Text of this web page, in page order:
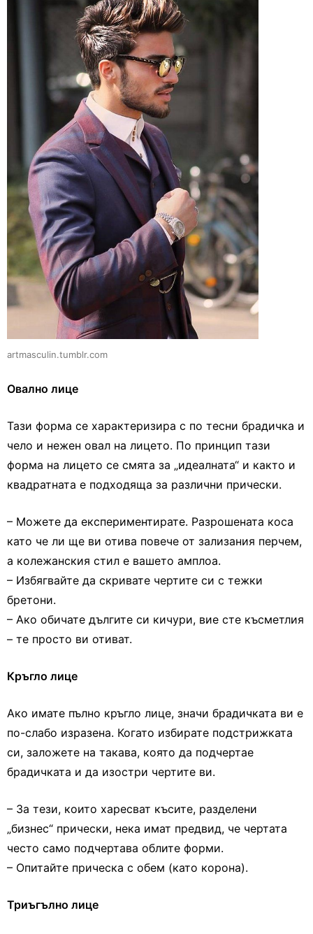
artmasculin.tumblr.com
Овално лице
Тази форма се характеризира с по тесни брадичка и
чело и нежен овал на лицето. По принцип тази
форма на лицето се смята за „идеалната“ и както и
квадратната е подходяща за различни прически.
– Можете да експериментирате. Разрошената коса
като че ли ще ви отива повече от зализания перчем,
а колежанския стил е вашето амплоа.
– Избягвайте да скривате чертите си с тежки
бретони.
– Ако обичате дългите си кичури, вие сте късметлия
– те просто ви отиват.
Кръгло лице
Ако имате пълно кръгло лице, значи брадичката ви е
по-слабо изразена. Когато избирате подстрижката
си, заложете на такава, която да подчертае
брадичката и да изостри чертите ви.
– За тези, които харесват късите, разделени
„бизнес“ прически, нека имат предвид, че чертата
често само подчертава облите форми.
– Опитайте прическа с обем (като корона).
Триъгълно лице